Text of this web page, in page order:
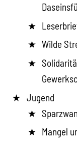
Wilde
Jugend
Mangel